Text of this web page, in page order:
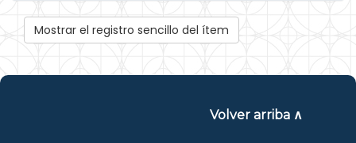
Mostrar el registro sencillo del ítem
Volver arriba ∧